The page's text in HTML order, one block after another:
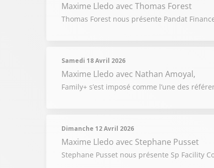
Maxime Lledo avec Thomas Forest
Thomas Forest nous présente Pandat
Samedi 18 Avril 2026
Maxime Lledo avec Nathan Amoyal,
Family+ s’est imposé comme l’une des
Dimanche 12 Avril 2026
Maxime Lledo avec Stephane Pusset
Stephane Pusset nous présente Sp Facility